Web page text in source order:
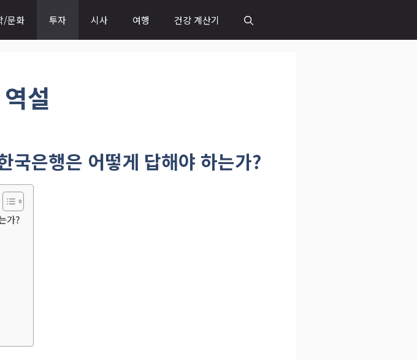
/문화 투자 시사 여행 건강 계산기
설
국은행은 어떻게 답해야 하는가?
가?